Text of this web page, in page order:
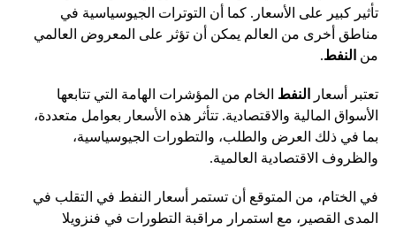
تأثير كبير على الأسعار. كما أن التوترات الجيوسياسية في
مناطق أخرى من العالم يمكن أن تؤثر على المعروض العالمي
من النفط.
تعتبر أسعار النفط الخام من المؤشرات الهامة التي تتابعها
الأسواق المالية والاقتصادية. تتأثر هذه الأسعار بعوامل متعددة،
بما في ذلك العرض والطلب، والتطورات الجيوسياسية،
والظروف الاقتصادية العالمية.
في الختام، من المتوقع أن تستمر أسعار النفط في التقلب في
المدى القصير، مع استمرار مراقبة التطورات في فنزويلا